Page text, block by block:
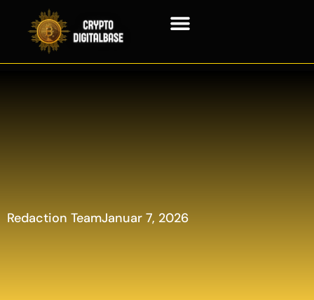
Redaction TeamJanuar 7, 2026